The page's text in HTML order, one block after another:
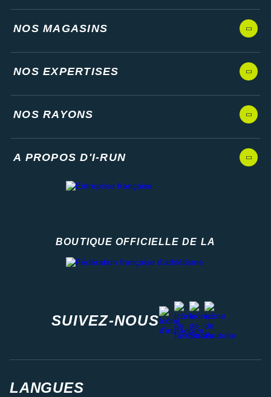
NOS MAGASINS
NOS EXPERTISES
NOS RAYONS
A PROPOS D'I-RUN
BOUTIQUE OFFICIELLE DE LA
SUIVEZ-NOUS
instagram
facebook
stravayoutube
LANGUES